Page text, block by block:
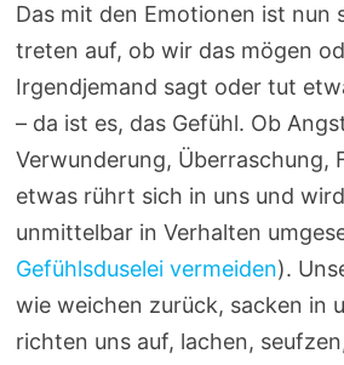
Das mit den Emotionen ist nun
treten auf, ob wir das mögen
Irgendjemand sagt oder tut
– da ist es, das Gefühl. Ob
Verwunderung, Überraschung,
etwas rührt sich in uns und
unmittelbar in Verhalten
Gefühlsduselei vermeiden).
wie weichen zurück, sacken in
richten uns auf, lachen,